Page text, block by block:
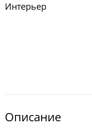
Интерьер
Описание